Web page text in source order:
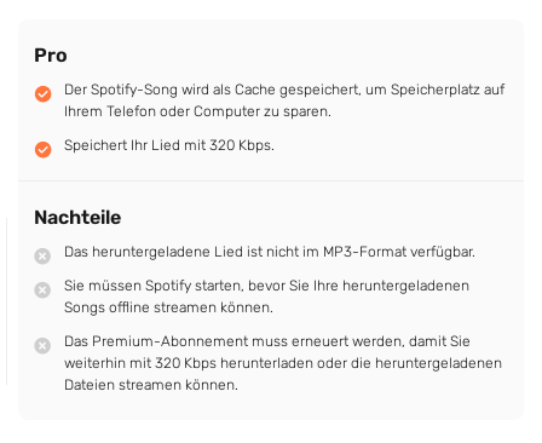
Pro
Der Spotify-Song wird als Cache gespeichert, um Speicherplatz auf
Ihrem Telefon oder Computer zu sparen.
Speichert Ihr Lied mit 320 Kbps.
Nachteile
Das heruntergeladene Lied ist nicht im MP3-Format verfügbar.
Sie müssen Spotify starten, bevor Sie Ihre heruntergeladenen
Songs offline streamen können.
Das Premium-Abonnement muss erneuert werden, damit Sie
weiterhin mit 320 Kbps herunterladen oder die heruntergeladenen
Dateien streamen können.